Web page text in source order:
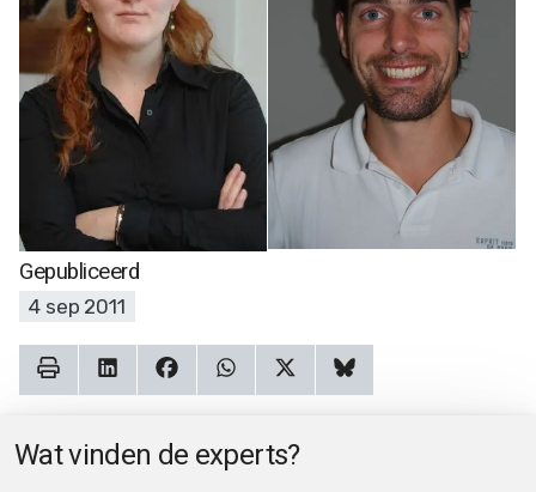
Gepubliceerd
4 sep 2011
Wat vinden de experts?